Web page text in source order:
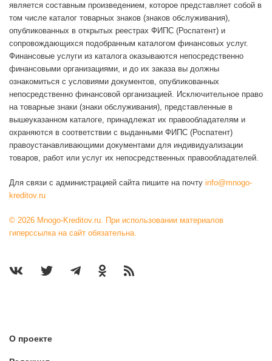
является составным произведением, которое представляет собой в
том числе каталог товарных знаков (знаков обслуживания),
опубликованных в открытых реестрах ФИПС (Роспатент) и
сопровождающихся подобранным каталогом финансовых услуг.
Финансовые услуги из каталога оказываются непосредственно
финансовыми организациями, и до их заказа вы должны
ознакомиться с условиями документов, опубликованных
непосредственно финансовой организацией. Исключительное право
на товарные знаки (знаки обслуживания), представленные в
вышеуказанном каталоге, принадлежат их правообладателям и
охраняются в соответствии с выданными ФИПС (Роспатент)
правоустанавливающими документами для индивидуализации
товаров, работ или услуг их непосредственных правообладателей.
Для связи с администрацией сайта пишите на почту info@mnogo-
kreditov.ru
© 2026 Mnogo-Kreditov.ru. При использовании материалов
гиперссылка на сайт обязательна.
О проекте